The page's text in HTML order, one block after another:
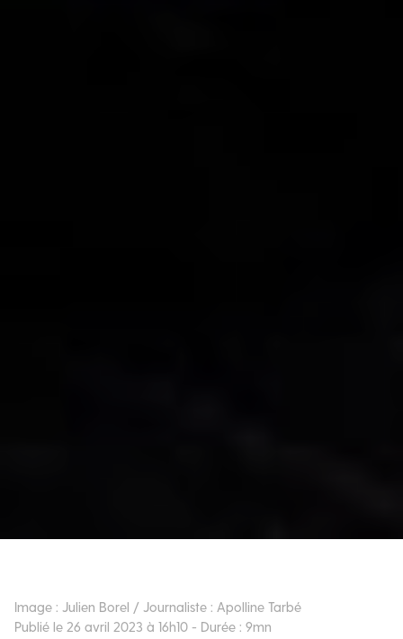
Image : Julien Borel / Journaliste : Apolline Tarbé
Publié le 26 avril 2023 à 16h10 - Durée : 9mn